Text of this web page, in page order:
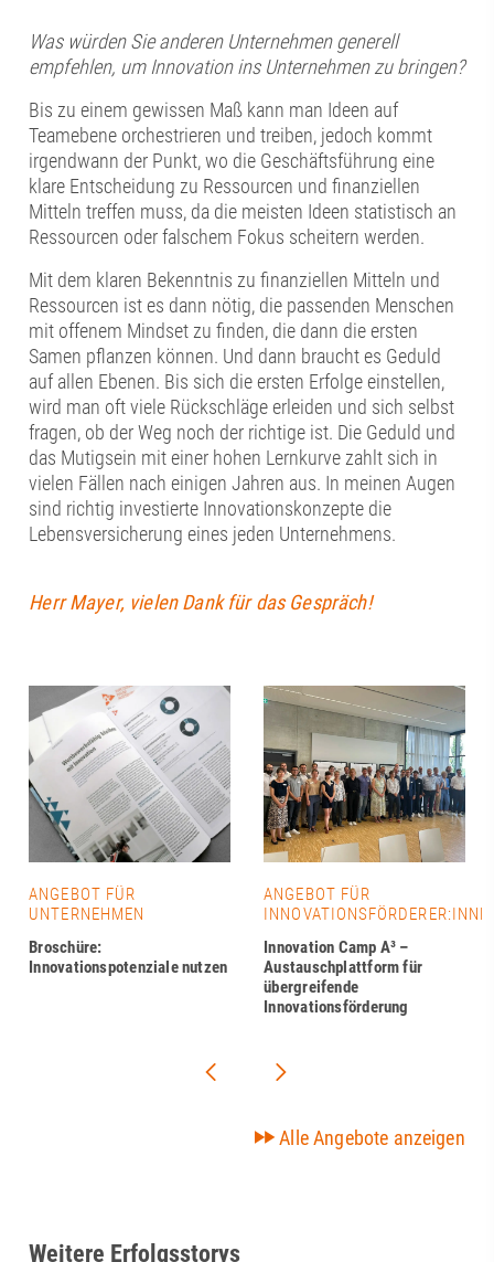
Was würden Sie anderen Unternehmen generell
empfehlen, um Innovation ins Unternehmen zu bringen?
Bis zu einem gewissen Maß kann man Ideen auf
Teamebene orchestrieren und treiben, jedoch kommt
irgendwann der Punkt, wo die Geschäftsführung eine
klare Entscheidung zu Ressourcen und finanziellen
Mitteln treffen muss, da die meisten Ideen statistisch an
Ressourcen oder falschem Fokus scheitern werden.
Mit dem klaren Bekenntnis zu finanziellen Mitteln und
Ressourcen ist es dann nötig, die passenden Menschen
mit offenem Mindset zu finden, die dann die ersten
Samen pflanzen können. Und dann braucht es Geduld
auf allen Ebenen. Bis sich die ersten Erfolge einstellen,
wird man oft viele Rückschläge erleiden und sich selbst
fragen, ob der Weg noch der richtige ist. Die Geduld und
das Mutigsein mit einer hohen Lernkurve zahlt sich in
vielen Fällen nach einigen Jahren aus. In meinen Augen
sind richtig investierte Innovationskonzepte die
Lebensversicherung eines jeden Unternehmens.
Herr Mayer, vielen Dank für das Gespräch!
ANGEBOT FÜR
UNTERNEHMEN
Broschüre:
Innovationspotenziale nutzen
ANGEBOT FÜR
Innovation Camp A³ –
Austauschplattform für
übergreifende
Innovationsförderung
Alle Angebote anzeigen
Weitere Erfolgsstorys